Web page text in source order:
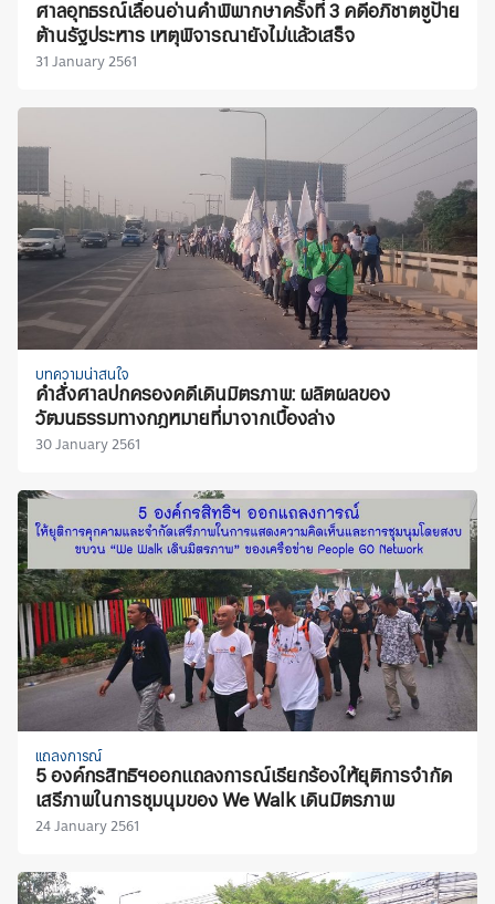
ศาลอุทธรณ์เลื่อนอ่านคำพิพากษาครั้งที่ 3 คดีอภิชาตชูป้าย
ต้านรัฐประหาร เหตุพิจารณายังไม่แล้วเสร็จ
31 January 2561
บทความน่าสนใจ
คำสั่งศาลปกครองคดีเดินมิตรภาพ: ผลิตผลของ
วัฒนธรรมทางกฎหมายที่มาจากเบื้องล่าง
30 January 2561
แถลงการณ์
5 องค์กรสิทธิฯออกแถลงการณ์เรียกร้องให้ยุติการจำกัด
เสรีภาพในการชุมนุมของ We Walk เดินมิตรภาพ
24 January 2561